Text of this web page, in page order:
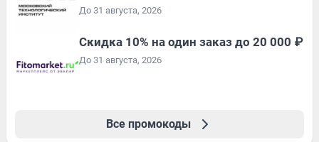
До 31 августа, 2026
Скидка 10% на один заказ до 20 000 ₽
До 31 августа, 2026
Все промокоды